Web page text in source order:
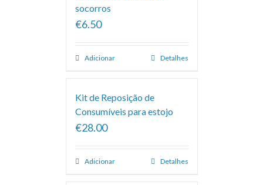
socorros
€6.50
Adicionar Detalhes
Kit de Reposição de
Consumíveis para estojo
€28.00
Adicionar Detalhes